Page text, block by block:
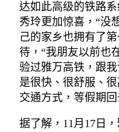
达如此高级的铁路
秀玲更加惊喜，“没
己的家乡也拥有了
待，“我朋友以前也
验过雅万高铁，跟
是很快、很舒服、
交通方式，等假期
据了解，11月17日